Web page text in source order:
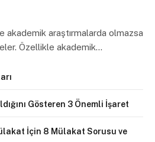
akademik araştırmalarda olmazsa
Özellikle akademik…
Gösteren 3 Önemli İşaret
İçin 8 Mülakat Sorusu ve